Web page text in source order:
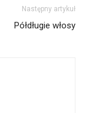
Następny artykuł
Półdługie włosy